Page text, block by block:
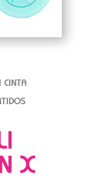
CINTA
X